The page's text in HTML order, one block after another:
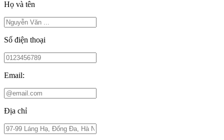
Họ và tên
Số điện thoại
Email:
Địa chỉ